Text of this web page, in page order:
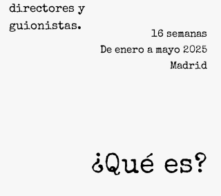
directores y
guionistas.
16 semanas
De enero a mayo 2025
Madrid
¿Qué es?